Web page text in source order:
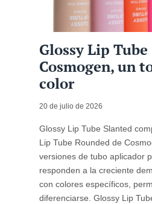
Glossy Lip
Cosmogen, un
color
20 de julio de 2026
Glossy Lip Tube Slanted
Lip Tube Rounded de
versiones de tubo aplicador
responden a la creciente
con colores específicos,
diferenciarse. Glossy Lip